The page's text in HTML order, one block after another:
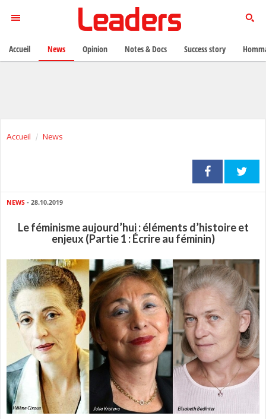
Accueil News
NEWS - 28.10.2019
Le féminisme aujourd’hui : éléments d’histoire et
enjeux (Partie 1 : Écrire au féminin)
Accueil News Opinion Notes & Docs Success story